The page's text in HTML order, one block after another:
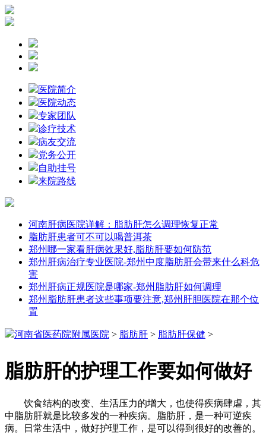
医院简介
医院动态
专家团队
诊疗技术
病友交流
党务公开
自助挂号
来院路线
河南肝病医院详解：脂肪肝怎么调理恢复正常
脂肪肝患者可不可以喝普洱茶
郑州哪一家看肝病效果好,脂肪肝要如何防范
郑州肝病治疗专业医院-郑州中度脂肪肝会带来什么科危
害
郑州肝病正规医院是哪家-郑州脂肪肝如何调理
郑州脂肪肝患者这些事项要注意,郑州肝胆医院在那个位
置
河南省医药院附属医院 > 脂肪肝 > 脂肪肝保健 >
脂肪肝的护理工作要如何做好
饮食结构的改变、生活压力的增大，也使得疾病肆虐，其
中脂肪肝就是比较多发的一种疾病。脂肪肝，是一种可逆疾
病。日常生活中，做好护理工作，是可以得到很好的改善的。